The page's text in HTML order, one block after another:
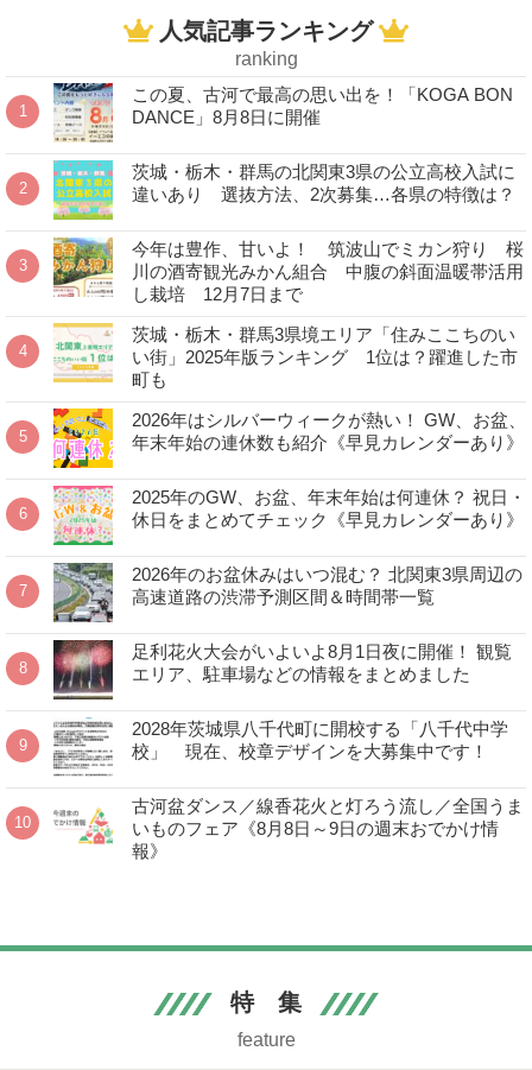
人気記事ランキング
ranking
この夏、古河で最高の思い出を！「KOGA BON
DANCE」8月8日に開催
茨城・栃木・群馬の北関東3県の公立高校入試に
違いあり 選抜方法、2次募集…各県の特徴は？
今年は豊作、甘いよ！ 筑波山でミカン狩り 桜
川の酒寄観光みかん組合 中腹の斜面温暖帯活用
し栽培 12月7日まで
茨城・栃木・群馬3県境エリア「住みここちのい
い街」2025年版ランキング 1位は？躍進した市
町も
2026年はシルバーウィークが熱い！ GW、お盆、
年末年始の連休数も紹介《早見カレンダーあり》
2025年のGW、お盆、年末年始は何連休？ 祝日・
休日をまとめてチェック《早見カレンダーあり》
2026年のお盆休みはいつ混む？ 北関東3県周辺の
高速道路の渋滞予測区間＆時間帯一覧
足利花火大会がいよいよ8月1日夜に開催！ 観覧
エリア、駐車場などの情報をまとめました
2028年茨城県八千代町に開校する「八千代中学
校」 現在、校章デザインを大募集中です！
古河盆ダンス／線香花火と灯ろう流し／全国うま
いものフェア《8月8日～9日の週末おでかけ情
報》
特 集
feature